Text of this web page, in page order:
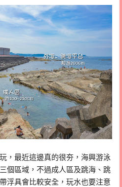
，最近這邊真的很夯，海興游泳
個區域，不過成人區及跳海、跳
浮具會比較安全，玩水也要注意